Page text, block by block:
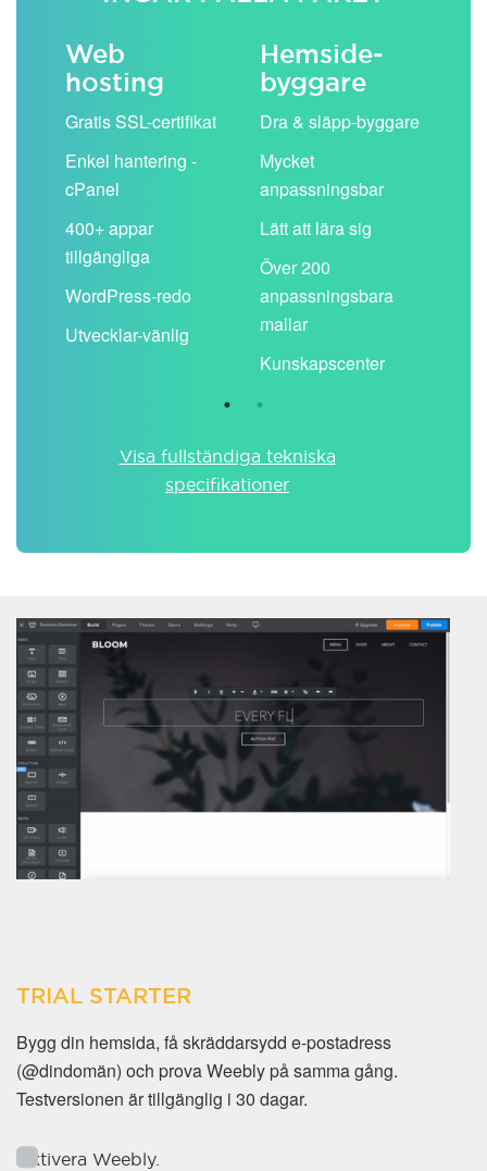
Web
hosting
Gratis SSL-certifikat
Enkel hantering -
cPanel
400+ appar
tillgängliga
WordPress-redo
Utvecklar-vänlig
Hemside­
byggare
Dra & släpp-byggare
Mycket
anpassningsbar
Lätt att lära sig
Över 200
anpassningsbara
mallar
Kunskapscenter
Visa fullständiga tekniska
specifikationer
TRIAL STARTER
Bygg din hemsida, få skräddarsydd e-postadress
(@dindomän) och prova Weebly på samma gång.
Testversionen är tillgänglig i 30 dagar.
Aktivera Weebly.